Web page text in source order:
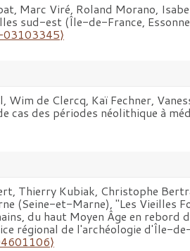
Marc Viré, Roland Morano,
sud-est (Île-de-France,
03103345⟩
Wim de Clercq, Kaï Fechner,
cas des périodes néolithique à
Thierry Kubiak, Christophe
(Seine-et-Marne), "Les Vieilles
du haut Moyen Âge en rebord
régional de l'archéologie d'Île-